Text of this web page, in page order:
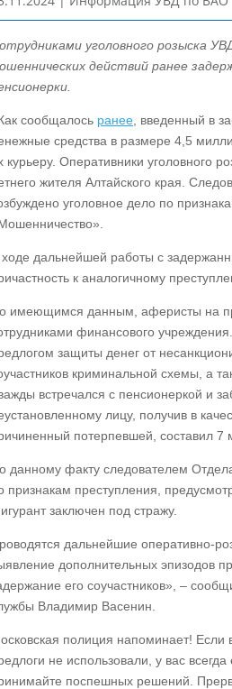
уголовного розыска
действий ранее
сообщалось ранее, введенный в
средства в размере 4,5
курьеру. Оперативники уголовного
жителя Алтайского края.
уголовное дело по
дальнейшей работы с
к аналогичному
имеющимся данным, аферисты на
финансового
защиты денег от
криминальной схемы, а
встречался с пенсионеркой и
лицу, получив в
потерпевшей, составил 7
данному факту следователем
признакам преступления,
заключен под стражу.
дальнейшие оперативно-
дополнительных эпизодов
его соучастников», –
Владимир Васенин.
полиция напоминает! Если
не использовали, у вас
поспешных решений.